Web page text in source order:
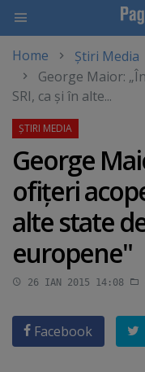
main
content
Home
Știri Media
George Maior:
SRI, ca şi în alte...
George
ofiţeri
alte state
europene"
26 IAN 2015 14:08
Facebook